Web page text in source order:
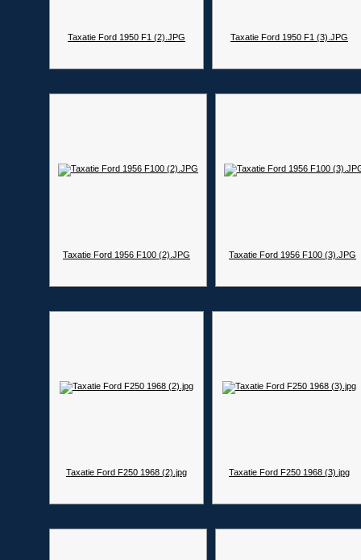
Taxatie Ford 1950 F1 (2).JPG Taxatie Ford 1950 F1 (3).JPG
Taxatie Ford 1956 F100 (2).JPG Taxatie Ford 1956 F100 (3).JPG
Taxatie Ford F250 1968 (2).jpg Taxatie Ford F250 1968 (3).jpg